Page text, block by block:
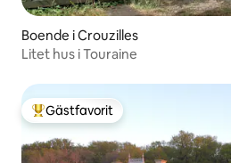
Boende i Crouzilles
Litet hus i Touraine
Populär gästfavorit
Gästfavorit